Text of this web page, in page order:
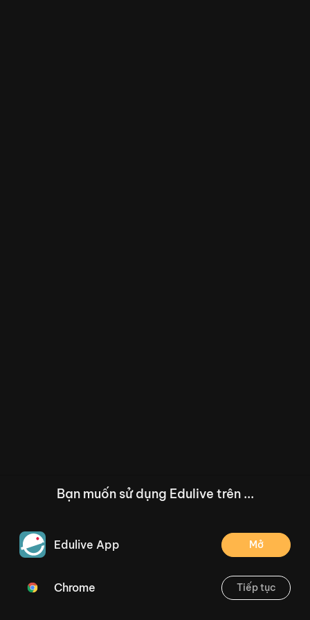
/--
Thoát
Bạn muốn sử dụng Edulive trên ...
Edulive App Mở
Chrome Tiếp tục